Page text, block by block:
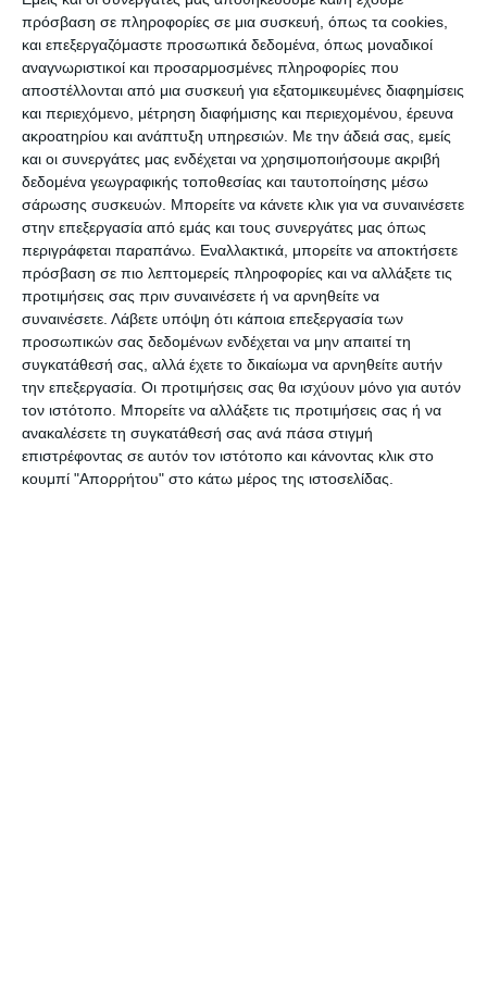
πρόσβαση σε πληροφορίες σε μια συσκευή, όπως τα cookies,
και επεξεργαζόμαστε προσωπικά δεδομένα, όπως μοναδικοί
αναγνωριστικοί και προσαρμοσμένες πληροφορίες που
αποστέλλονται από μια συσκευή για εξατομικευμένες διαφημίσεις
και περιεχόμενο, μέτρηση διαφήμισης και περιεχομένου, έρευνα
ακροατηρίου και ανάπτυξη υπηρεσιών. Με την άδειά σας, εμείς
και οι συνεργάτες μας ενδέχεται να χρησιμοποιήσουμε ακριβή
δεδομένα γεωγραφικής τοποθεσίας και ταυτοποίησης μέσω
σάρωσης συσκευών. Μπορείτε να κάνετε κλικ για να συναινέσετε
στην επεξεργασία από εμάς και τους συνεργάτες μας όπως
περιγράφεται παραπάνω. Εναλλακτικά, μπορείτε να αποκτήσετε
πρόσβαση σε πιο λεπτομερείς πληροφορίες και να αλλάξετε τις
προτιμήσεις σας πριν συναινέσετε ή να αρνηθείτε να
συναινέσετε. Λάβετε υπόψη ότι κάποια επεξεργασία των
προσωπικών σας δεδομένων ενδέχεται να μην απαιτεί τη
συγκατάθεσή σας, αλλά έχετε το δικαίωμα να αρνηθείτε αυτήν
την επεξεργασία. Οι προτιμήσεις σας θα ισχύουν μόνο για αυτόν
τον ιστότοπο. Μπορείτε να αλλάξετε τις προτιμήσεις σας ή να
ανακαλέσετε τη συγκατάθεσή σας ανά πάσα στιγμή
επιστρέφοντας σε αυτόν τον ιστότοπο και κάνοντας κλικ στο
κουμπί "Απορρήτου" στο κάτω μέρος της ιστοσελίδας.
ομοιομορφίας των τάφων και σ΄ αυτό ο Φόσκολο
ανατρέχει στους μεγάλους νεκρούς της Ελλάδος,
της Ιταλίας και της Φλωρεντίας ειδικότερα. Ήταν
έργο που επηρέασε το κίνημα του Risorgimento
για την Ιταλική ενοποίηση, και παραμένει
αγαπητό μέχρι σήμερα.
Το νέο Μουσείο της Πόλης!